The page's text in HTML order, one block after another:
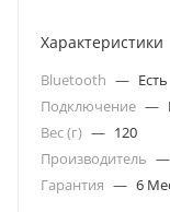
Характеристики
Bluetooth — Есть
Подключение —
Вес (г) — 120
Производитель —
Гарантия — 6